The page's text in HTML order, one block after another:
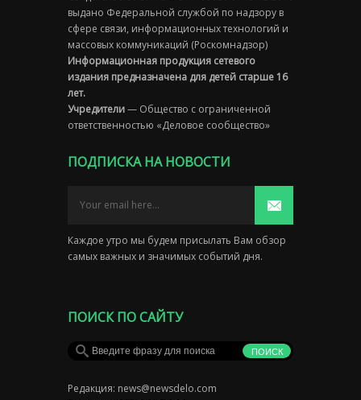
выдано Федеральной службой по надзору в
сфере связи, информационных технологий и
массовых коммуникаций (Роскомнадзор)
Информационная продукция сетевого
издания предназначена для детей старше 16
лет.
Учредители— Общество с ограниченной
ответственностью «Деловое сообщество»
ПОДПИСКА НА НОВОСТИ
Каждое утро мы будем присылать Вам обзор
самых важных и значимых событий дня.
ПОИСК ПО САЙТУ
Редакция: news@newsdelo.com